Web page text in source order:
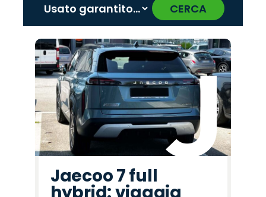
CERCA
Promo
Omoda
Promo
Land
Rover
Promo
Alfa
Romeo
Promo
Fiat
Promo
Peugeot
Promo
Jeep
Promo
Abarth
Promo
Mazda
Promo
Hyundai
Promo
Citroën
Promo
Cupra
Promo
Lancia
Promo
Opel
Promo
Jaecoo
Promo
Seat
‹ ›
Jaecoo 7 full